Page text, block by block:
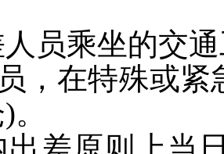
员乘坐的交
，在特殊或
)。